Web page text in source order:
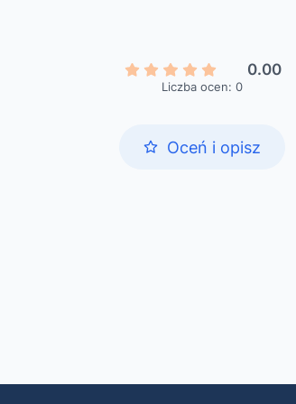
0.00
Liczba ocen: 0
Oceń i opisz